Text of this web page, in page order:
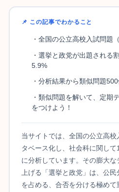
📌 この記事でわかること
・全国の公立高校入試問題
・選挙と政党が出題される割
5.9%
・分析結果から類似問題
・類似問題を解いて、定期
をつけよう！
当サイトでは、全国の公立高
タベース化し、社会科に関し
に分析しています。その膨大な
上げる「選挙と政党」は、公
を占める、合否を分ける極め